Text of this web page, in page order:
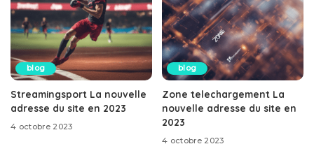
blog
Streamingsport La nouvelle
adresse du site en 2023
4 octobre 2023
blog
Zone telechargement La
nouvelle adresse du site en
2023
4 octobre 2023